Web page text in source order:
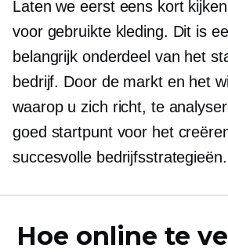
Laten we eerst eens kort
voor gebruikte kleding. Dit is
belangrijk onderdeel van het
bedrijf. Door de markt en het
waarop u zich richt, te
goed startpunt voor het
succesvolle bedrijfsstrategieën.
Hoe online te